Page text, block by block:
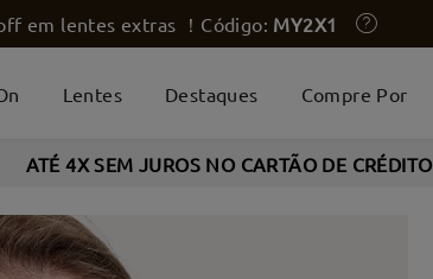
em lentes extras ！Código: MY2X1
Lentes Destaques Compre Por
ATÉ 4X SEM JUROS NO CARTÃO DE CRÉDITO